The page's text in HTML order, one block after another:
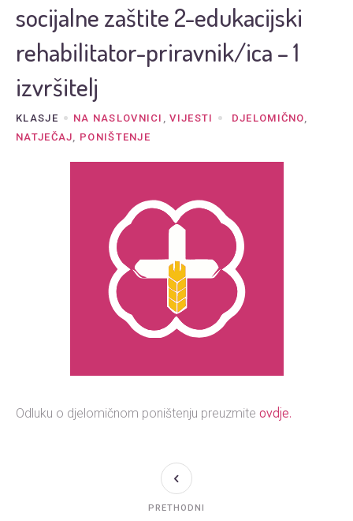
socijalne zaštite 2-edukacijski
rehabilitator-priravnik/ica – 1
izvršitelj
KLASJE NA NASLOVNICI ,VIJESTI DJELOMIČNO,
NATJEČAJ, PONIŠTENJE
Odluku o djelomičnom poništenju preuzmite ovdje.
PRETHODNI